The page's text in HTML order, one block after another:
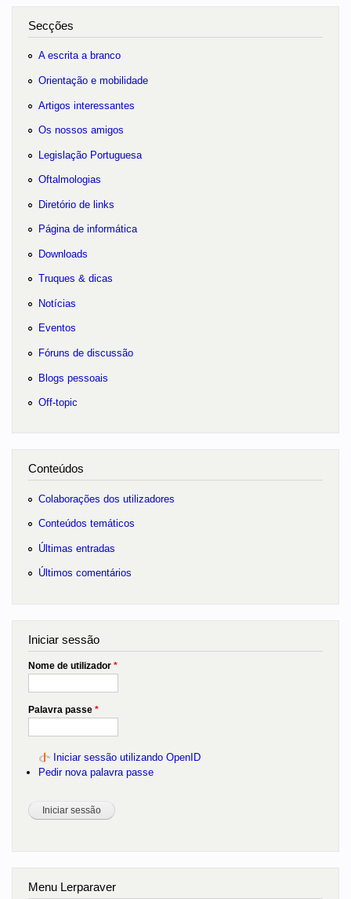
Secções
A escrita a branco
Orientação e mobilidade
Artigos interessantes
Os nossos amigos
Legislação Portuguesa
Oftalmologias
Diretório de links
Página de informática
Downloads
Truques & dicas
Notícias
Eventos
Fóruns de discussão
Blogs pessoais
Off-topic
Conteúdos
Colaborações dos utilizadores
Conteúdos temáticos
Últimas entradas
Últimos comentários
Iniciar sessão
Nome de utilizador *
Palavra passe *
Iniciar sessão utilizando OpenID
Pedir nova palavra passe
Menu Lerparaver